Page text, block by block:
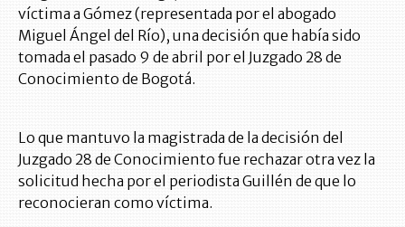
víctima a Gómez (representada por el abogado
Miguel Ángel del Río), una decisión que había sido
tomada el pasado 9 de abril por el Juzgado 28 de
Conocimiento de Bogotá.
Lo que mantuvo la magistrada de la decisión del
Juzgado 28 de Conocimiento fue rechazar otra vez la
solicitud hecha por el periodista Guillén de que lo
reconocieran como víctima.